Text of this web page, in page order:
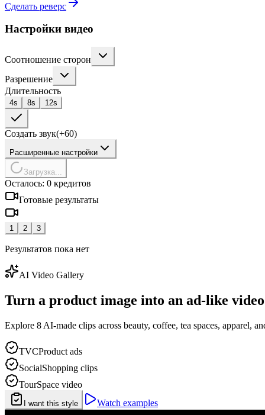
Сделать реверс
Настройки видео
Соотношение сторон
Разрешение
Длительность
4s 8s 12s
Создать звук(+60)
Расширенные настройки
Загрузка...
Осталось: 0 кредитов
Готовые результаты
1 2 3
Результатов пока нет
AI Video Gallery
Turn a product image into an ad-like video
Explore 8 AI-made clips across beauty, coffee, tea spaces, apparel,
TVCProduct ads
SocialShopping clips
TourSpace video
I want this style Watch examples